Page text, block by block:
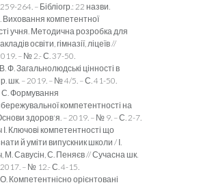
264. – Бібліогр.: 22 назви.
Виховання компетентної
учня. Методична розробка для
освіти, гімназії, ліцеїв //
– № 2.- С. 37-50.
Ф. Загальнолюдські цінності в
шк. – 2019. – № 4/5. – С. 41-50.
С. Формування
компетентності на
здоров'я. – 2019. – № 9. – С. 2-7.
І. Ключові компетентності що
й уміти випускник школи / І.
М. Савусін, С. Пеняєв // Сучасна шк.
2017. – № 12.- С. 4-15.
Компетентнісно орієнтовані